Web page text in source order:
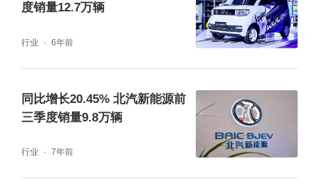
度销量12.7万辆
行业 6年前
同比增长20.45% 北汽新能源前
三季度销量9.8万辆
行业 7年前